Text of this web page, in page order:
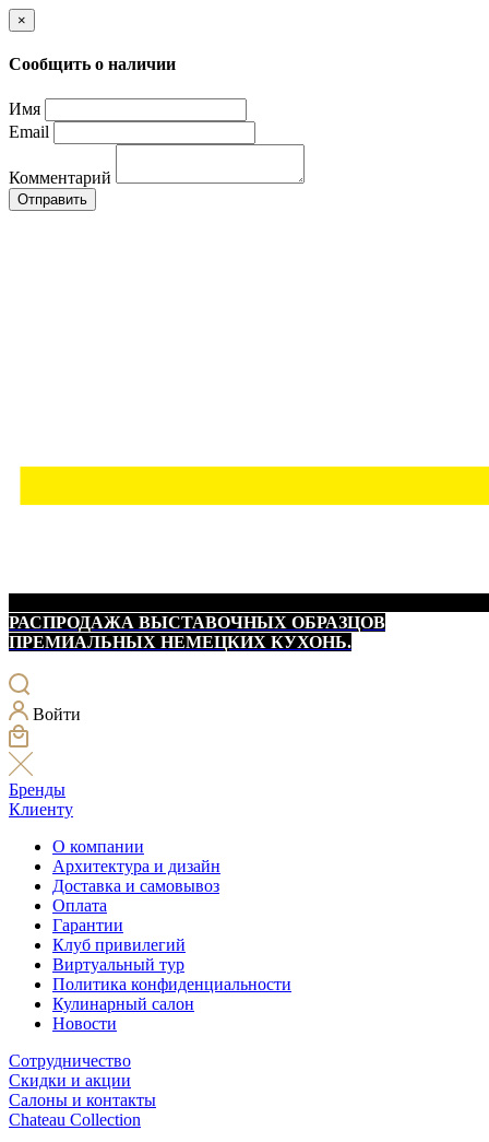
×
Сообщить о наличии
Имя
Email
Комментарий
Отправить
РАСПРОДАЖА ВЫСТАВОЧНЫХ ОБРАЗЦОВ
ПРЕМИАЛЬНЫХ НЕМЕЦКИХ КУХОНЬ.
Войти
Бренды
Клиенту
О компании
Архитектура и дизайн
Доставка и самовывоз
Оплата
Гарантии
Клуб привилегий
Виртуальный тур
Политика конфиденциальности
Кулинарный салон
Новости
Сотрудничество
Скидки и акции
Салоны и контакты
Chateau Collection